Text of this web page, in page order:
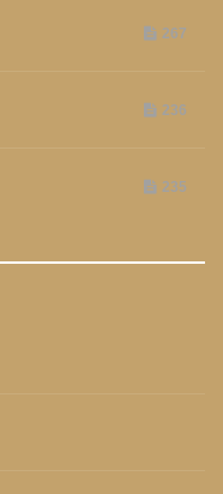
267
236
235